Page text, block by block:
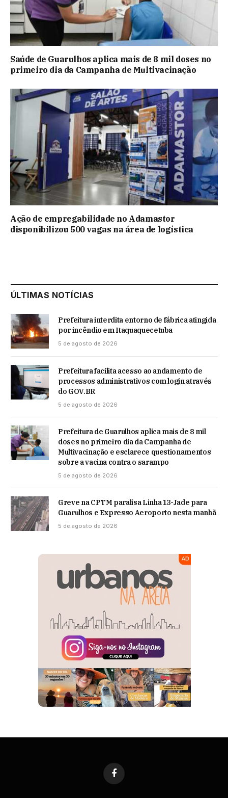
Saúde de Guarulhos aplica mais de 8 mil doses no
primeiro dia da Campanha de Multivacinação
Ação de empregabilidade no Adamastor
disponibilizou 500 vagas na área de logística
ÚLTIMAS NOTÍCIAS
Prefeitura interdita entorno de fábrica atingida
por incêndio em Itaquaquecetuba
5 de agosto de 2026
Prefeitura facilita acesso ao andamento de
processos administrativos com login através
do GOV.BR
5 de agosto de 2026
Prefeitura de Guarulhos aplica mais de 8 mil
doses no primeiro dia da Campanha de
Multivacinação e esclarece questionamentos
sobre a vacina contra o sarampo
5 de agosto de 2026
Greve na CPTM paralisa Linha 13-Jade para
Guarulhos e Expresso Aeroporto nesta manhã
5 de agosto de 2026
Facebook